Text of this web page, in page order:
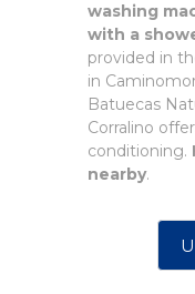
washing
with a
provided in
in
Batuecas
Corralino
conditioning.
nearby.